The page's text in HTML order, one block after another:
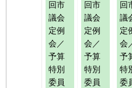
回市
議会
定例
会／
予算
特別
委員
回市
議会
定例
会／
予算
特別
委員
回
議
定
会
予
特
委